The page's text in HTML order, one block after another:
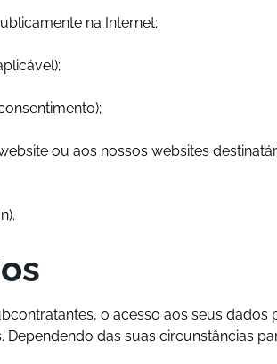
na Internet;
ou aos nossos websites
o acesso aos seus
das suas circunstâncias